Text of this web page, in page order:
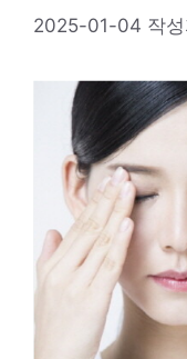
2025-01-04 작